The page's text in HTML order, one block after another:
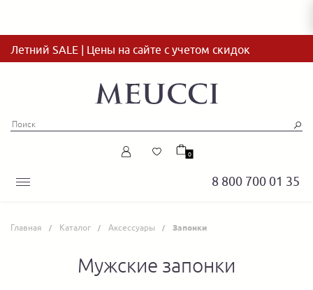
Летний SALE | Цены на сайте с учетом скидок
8 800 700 01 35
0
Главная Каталог Аксессуары Запонки
Мужские запонки